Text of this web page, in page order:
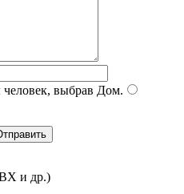
выбрав Дом.
и др.)